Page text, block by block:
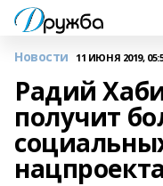
Новости 11 ИЮНЯ 2019,
Радий
получит